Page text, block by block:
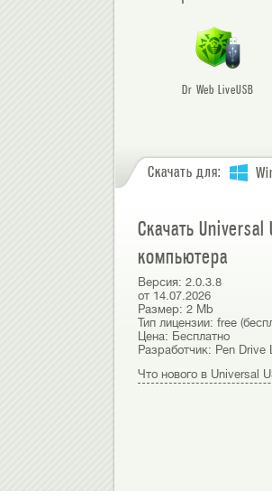
Dr Web LiveUSB
Скачать для:
Скачать
компьютера
Версия: 2.0.3.8
от 14.07.2026
Размер: 2 Mb
Тип лицензии: free
Цена: Бесплатно
Разработчик: Pen Drive
Что нового в Universal